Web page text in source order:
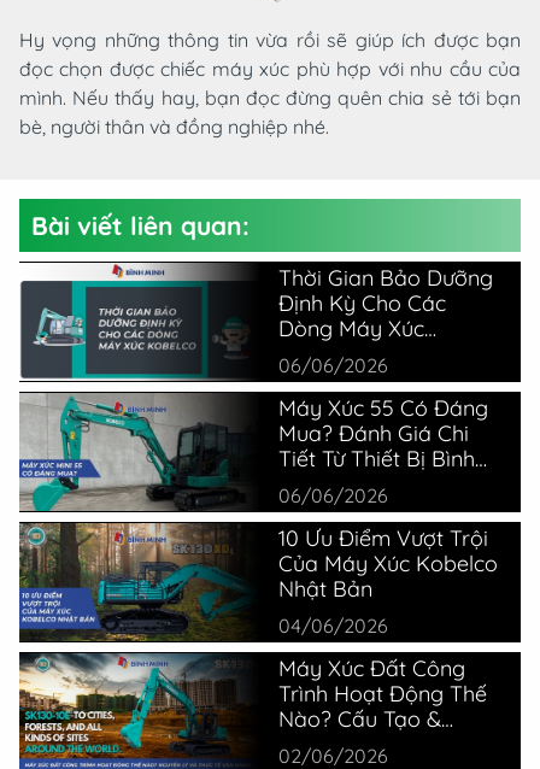
Hy vọng những thông tin vừa rồi sẽ giúp ích được bạn
đọc chọn được chiếc máy xúc phù hợp với nhu cầu của
mình. Nếu thấy hay, bạn đọc đừng quên chia sẻ tới bạn
bè, người thân và đồng nghiệp nhé.
Bài viết liên quan:
Thời Gian Bảo Dưỡng
Định Kỳ Cho Các
Dòng Máy Xúc
Kobelco
06/06/2026
Máy Xúc 55 Có Đáng
Mua? Đánh Giá Chi
Tiết Từ Thiết Bị Bình
Minh
06/06/2026
10 Ưu Điểm Vượt Trội
Của Máy Xúc Kobelco
Nhật Bản
04/06/2026
Máy Xúc Đất Công
Trình Hoạt Động Thế
Nào? Cấu Tạo &
Nguyên Lý
02/06/2026